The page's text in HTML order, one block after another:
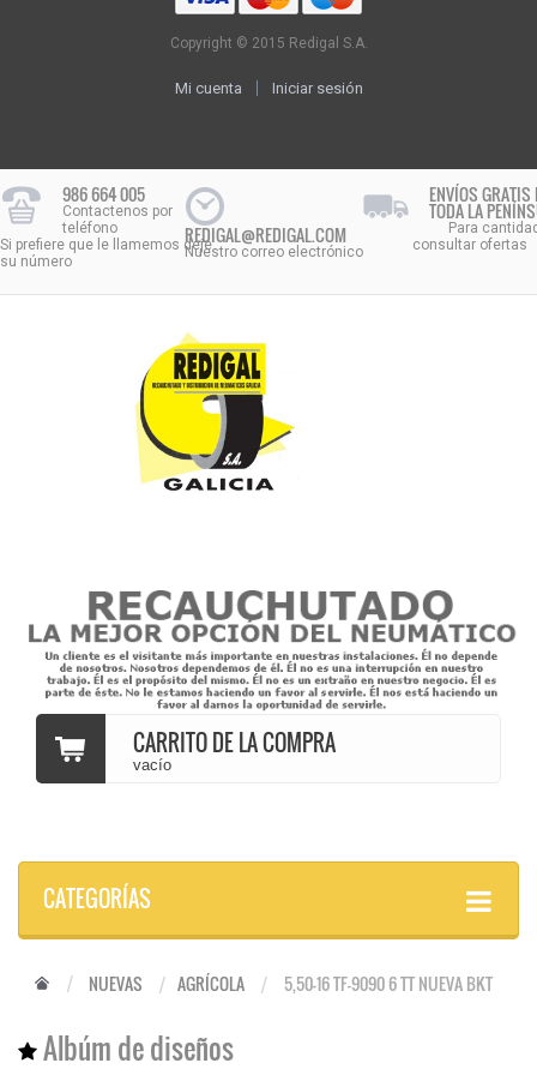
Copyright © 2015 Redigal S.A.
Mi cuenta Iniciar sesión
986 664 005
Contactenos por
teléfono
Si prefiere que le llamemos deje
su número
REDIGAL@REDIGAL.COM
Nuestro correo electrónico
ENVÍOS GRATIS
TODA LA
Para
consultar ofertas
CARRITO DE LA COMPRA
vacío
CATEGORÍAS
NUEVAS AGRÍCOLA 5,50-16 TF-9090 6 TT NUEVA BKT
Albúm de diseños